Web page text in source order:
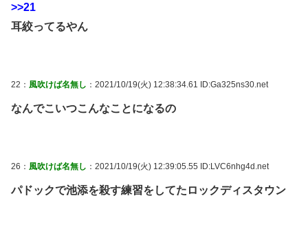
>>21
耳絞ってるやん
22： 風吹けば名無し ：2021/10/19(火) 12:38:34.61 ID:Ga325ns30.net
なんでこいつこんなことになるの
26： 風吹けば名無し ：2021/10/19(火) 12:39:05.55 ID:LVC6nhg4d.net
パドックで池添を殺す練習をしてたロックディスタウン